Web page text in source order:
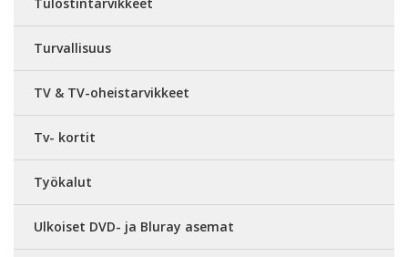
Turvallisuus
TV & TV-oheistarvikkeet
Tv- kortit
Työkalut
Ulkoiset DVD- ja Bluray asemat